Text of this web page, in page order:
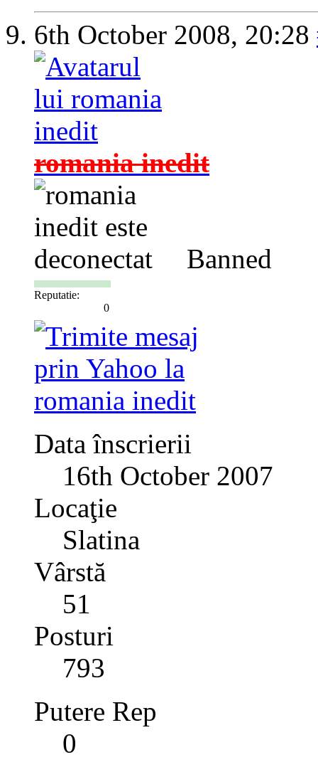
6th October 2008, 20:28
romania inedit
Banned
Reputatie:
0
Data înscrierii
16th October 2007
Locaţie
Slatina
Vârstă
51
Posturi
793
Putere Rep
0